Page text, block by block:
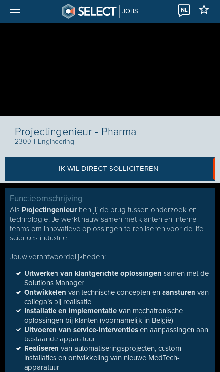
JOBS NL
Projectingenieur - Pharma
2300 I Engineering
IK WIL DIRECT SOLLICITEREN
Functieomschrijving
Als Projectingenieurben jij de brug tussen onderzoek en
technologie. Je werkt nauw samen met klanten en interne
teams om innovatieve oplossingen te realiseren voor de life
sciences industrie.
Jouw verantwoordelijkheden:
Uitwerken van klantgerichte oplossingen samen met de
Solutions Manager
Ontwikkelen van technische concepten en aansturen van
collega’s bij realisatie
Installatie en implementatie van mechatronische
oplossingen bij klanten (voornamelijk in België)
Uitvoeren van service-interventies en aanpassingen aan
bestaande apparatuur
Realiseren van automatiseringsprojecten, custom
installaties en ontwikkeling van nieuwe MedTech-
apparatuur